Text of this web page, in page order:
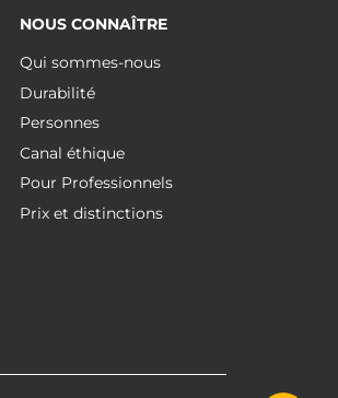
NOUS CONNAÎTRE
Qui sommes-nous
Durabilité
Personnes
Canal éthique
Pour Professionnels
Prix et distinctions